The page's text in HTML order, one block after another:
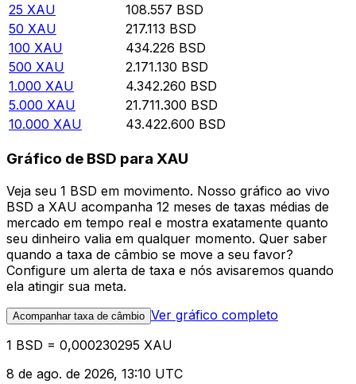
25 XAU 108.557 BSD
50 XAU 217.113 BSD
100 XAU 434.226 BSD
500 XAU 2.171.130 BSD
1.000 XAU 4.342.260 BSD
5.000 XAU 21.711.300 BSD
10.000 XAU 43.422.600 BSD
Gráfico de BSD para XAU
Veja seu 1 BSD em movimento. Nosso gráfico ao vivo
BSD a XAU acompanha 12 meses de taxas médias de
mercado em tempo real e mostra exatamente quanto
seu dinheiro valia em qualquer momento. Quer saber
quando a taxa de câmbio se move a seu favor?
Configure um alerta de taxa e nós avisaremos quando
ela atingir sua meta.
Acompanhar taxa de câmbio Ver gráfico completo
1 BSD = 0,000230295 XAU
8 de ago. de 2026, 13:10 UTC